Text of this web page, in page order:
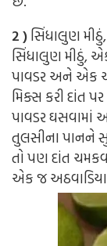
2 )સિંધાલુણ
સિંધાલુણ મીઠું,
પાવડર અને એક
મિક્સ કરી દાંત
પાવડર ઘસવામાં
તુલસીના પાનને
તો પણ દાંત
એક જ